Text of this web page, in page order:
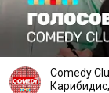
Comedy